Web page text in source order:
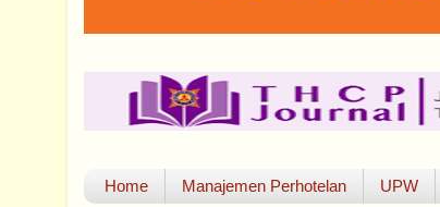
Home Manajemen Perhotelan UPW